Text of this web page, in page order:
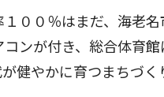
００％はまだ、海老
ンが付き、総合体育
健やかに育つまちづく